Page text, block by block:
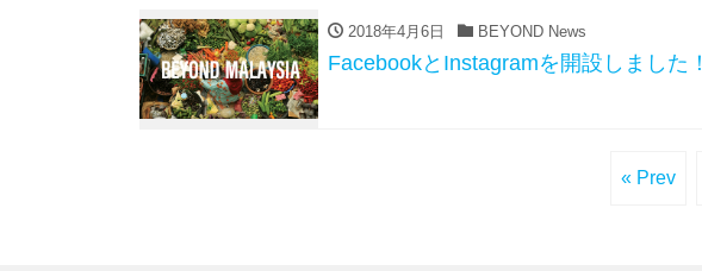
2018年4月6日 BEYOND News
FacebookとInstagramを開設しました！
« Prev